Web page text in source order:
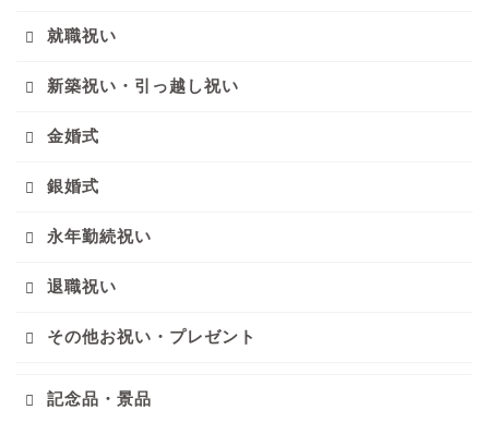
就職祝い
新築祝い・引っ越し祝い
金婚式
銀婚式
永年勤続祝い
退職祝い
その他お祝い・プレゼント
記念品・景品